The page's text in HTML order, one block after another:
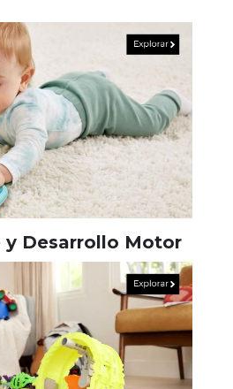
y Desarrollo Motor